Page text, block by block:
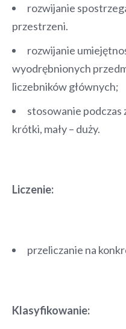
rozwijanie
przestrzeni.
rozwijanie
wyodrębnionych
liczebników głównych;
stosowanie podczas
krótki, mały – duży.
Liczenie:
przeliczanie na
Klasyfikowanie: